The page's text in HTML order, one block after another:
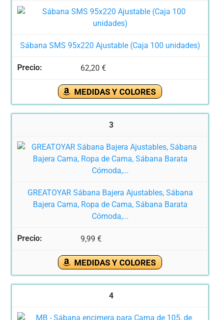
Sábana SMS 95x220 Ajustable (Caja 100 unidades)
62,20 €
MEDIDAS Y COLORES
3
GREATOYAR Sábana Bajera Ajustables, Sábana
Bajera Cama, Ropa de Cama, Sábana Barata
Cómoda,...
9,99 €
MEDIDAS Y COLORES
4